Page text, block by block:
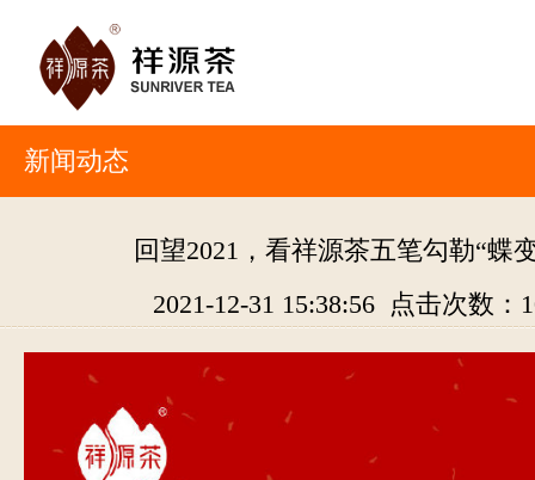
新闻动态
回望2021，看祥源茶五笔勾勒“蝶
2021-12-31 15:38:56 点击次数：